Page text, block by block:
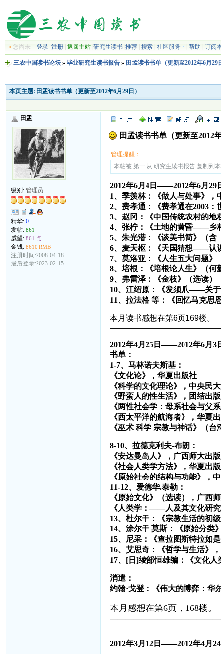
»您尚未 登录 注册| 返回主站| 研究生读书| 推荐| 搜索| 社区服务 帮助 订阅
三农中国读书论坛» 毕业研究生读书报告» 田孟读书书单（更新至2012年6月29
本页主题: 田孟读书书单（更新至2012年6月29日）
田孟
级别: 管理员
精华: 0
发帖: 861
威望: 861 点
金钱: 8610 RMB
注册时间:2008-04-18
最后登录:2023-02-15
田孟读书书单（更新至2012
管理提醒：
本帖被 第一 从 研究生读书报告 复制到
2012年6月4日——2012年6月29
1、季羡林：《做人与处事》，
2、费孝通：《费孝通在2003
3、赵冈：《中国传统农村的地
4、张柠：《土地的黄昏——乡
5、朱光潜：《谈美书简》（含
6、麦天枢：《天国猜想——认
7、莫洛亚：《人生五大问题》
8、培根：《培根论人生》（何
9、弗雷泽：《金枝》（选读）
10、江绍原：《发须爪——关
11、拉法格 等：《回忆马克思
本月读书感想在第6页169楼。
2012年4月25日——2012年6月3
书单：
1-7、马林诺夫斯基：
《文化论》，华夏出版社
《科学的文化理论》，中央民
《野蛮人的性生活》，团结出
《两性社会学：母系社会与父
《西太平洋的航海者》，华夏
《巫术 科学 宗教与神话》（台
8-10、拉德克利夫-布朗：
《安达曼岛人》，广西师大出
《社会人类学方法》，华夏出
《原始社会的结构与功能》，
11-12、爱德华.泰勒：
《原始文化》（选读），广西
《人类学：——人及其文化研
13、杜尔干：《宗教生活的初
14、涂尔干 莫斯：《原始分类
15、尼采：《查拉图斯特拉如
16、艾思奇：《哲学与生活》
17、[日]绫部恒雄编：《文化人
消遣：
约翰·戈登：《伟大的博弈：华
本月感想在第6页，168楼。
2012年3月 12日——2012年4月 24